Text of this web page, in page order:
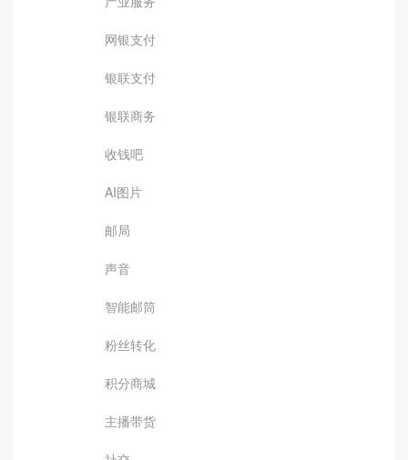
网银支付
银联支付
银联商务
收钱吧
AI图片
邮局
声音
智能邮筒
粉丝转化
积分商城
主播带货